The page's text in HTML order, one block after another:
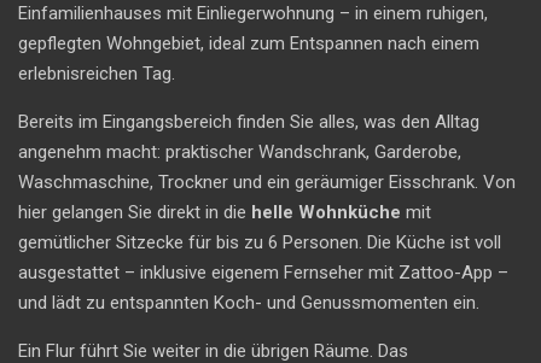
Einfamilienhauses mit Einliegerwohnung – in einem ruhigen,
gepflegten Wohngebiet, ideal zum Entspannen nach einem
erlebnisreichen Tag.
Bereits im Eingangsbereich finden Sie alles, was den Alltag
angenehm macht: praktischer Wandschrank, Garderobe,
Waschmaschine, Trockner und ein geräumiger Eisschrank. Von
hier gelangen Sie direkt in die helle Wohnküche mit
gemütlicher Sitzecke für bis zu 6 Personen. Die Küche ist voll
ausgestattet – inklusive eigenem Fernseher mit Zattoo-App –
und lädt zu entspannten Koch- und Genussmomenten ein.
Ein Flur führt Sie weiter in die übrigen Räume. Das